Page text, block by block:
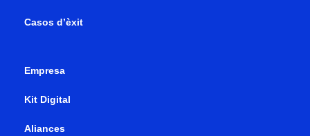
Casos d’èxit
Empresa
Kit Digital
Aliances